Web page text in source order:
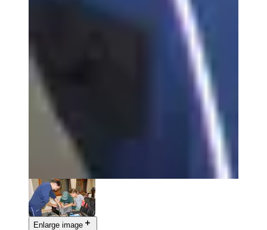
Enlarge image